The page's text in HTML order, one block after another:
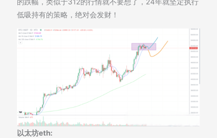
低吸持有的策略，绝对会发财！
以太坊eth: